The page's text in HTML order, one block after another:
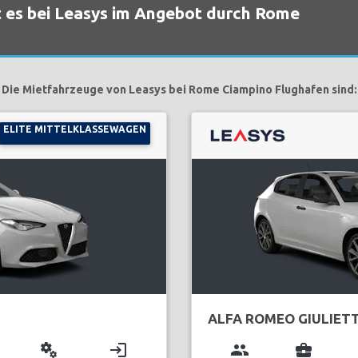
bei Leasys im Angebot durch Rome
Die Mietfahrzeuge von Leasys bei Rome Ciampino Flughafen sind:
ELITE MITTELKLASSEWAGEN
miscellaneous_services login
ALFA ROMEO
group business_center